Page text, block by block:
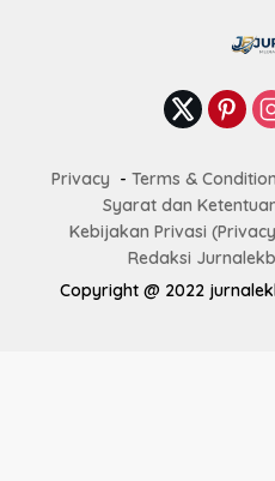
Privacy Terms &
Syarat dan
Kebijakan Privasi
Redaksi
Copyright @ 2022